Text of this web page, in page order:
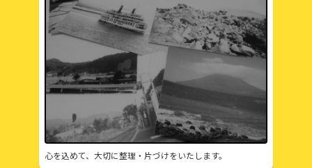
心を込めて、大切に整理・片づけをいたします。